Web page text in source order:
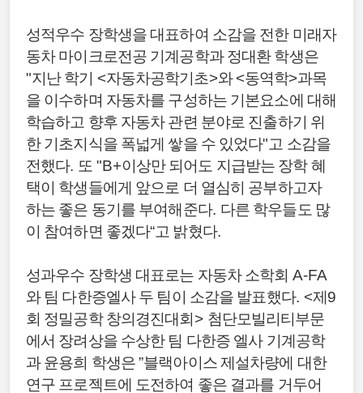
성적우수 장학생을 대표하여 소감을 전한 미래자
동차 마이크로전공 기계공학과 정대환 학생은
"지난 학기 <자동차공학기초>와<동역학>과목
을 이수하며 자동차를 구성하는 기본요소에 대해
학습하고 향후 자동차 관련 분야로 진출하기 위
한 기초지식을 폭넓게 쌓을 수 있었다"고 소감을
전했다. 또 "B+이상만 되어도 지급받는 장학 혜
택이 학생들에게 앞으로 더 열심히 공부하고자
하는 좋은 동기를 부여해준다. 다른 학우들도 많
이 참여하면 좋겠다“고 밝혔다.
성과우수 장학생 대표로는 자동차 소학회 A-FA
와 팀 다한증엘사 두 팀이 소감을 발표했다. <제 9
회 정밀공학 창의경진대회 > 첨단모빌리티부문
에서 장려상을 수상한 팀 다한증 엘사 기계공학
과 윤용희 학생은”블랙아이스 제설차량에 대한
연구 프로젝트에 도전하여 좋은 결과를 거두어